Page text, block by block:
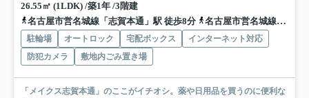
26.55㎡ (1LDK) /築1年 /3階建
名古屋市営名城線「志賀本通」駅 徒歩8分
名古屋市営名城線「平安通」駅 徒歩11分
駐輪場 オートロック 宅配ボックス
インターネット対応
防犯カメラ
敷地内ごみ置き場
「メイクス志賀本通」のここがイチオシ。薬や日用品を買うのに便利な